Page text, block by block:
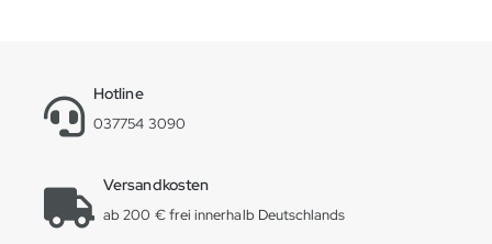
Hotline
037754 3090
Versandkosten
ab 200 € frei innerhalb Deutschlands